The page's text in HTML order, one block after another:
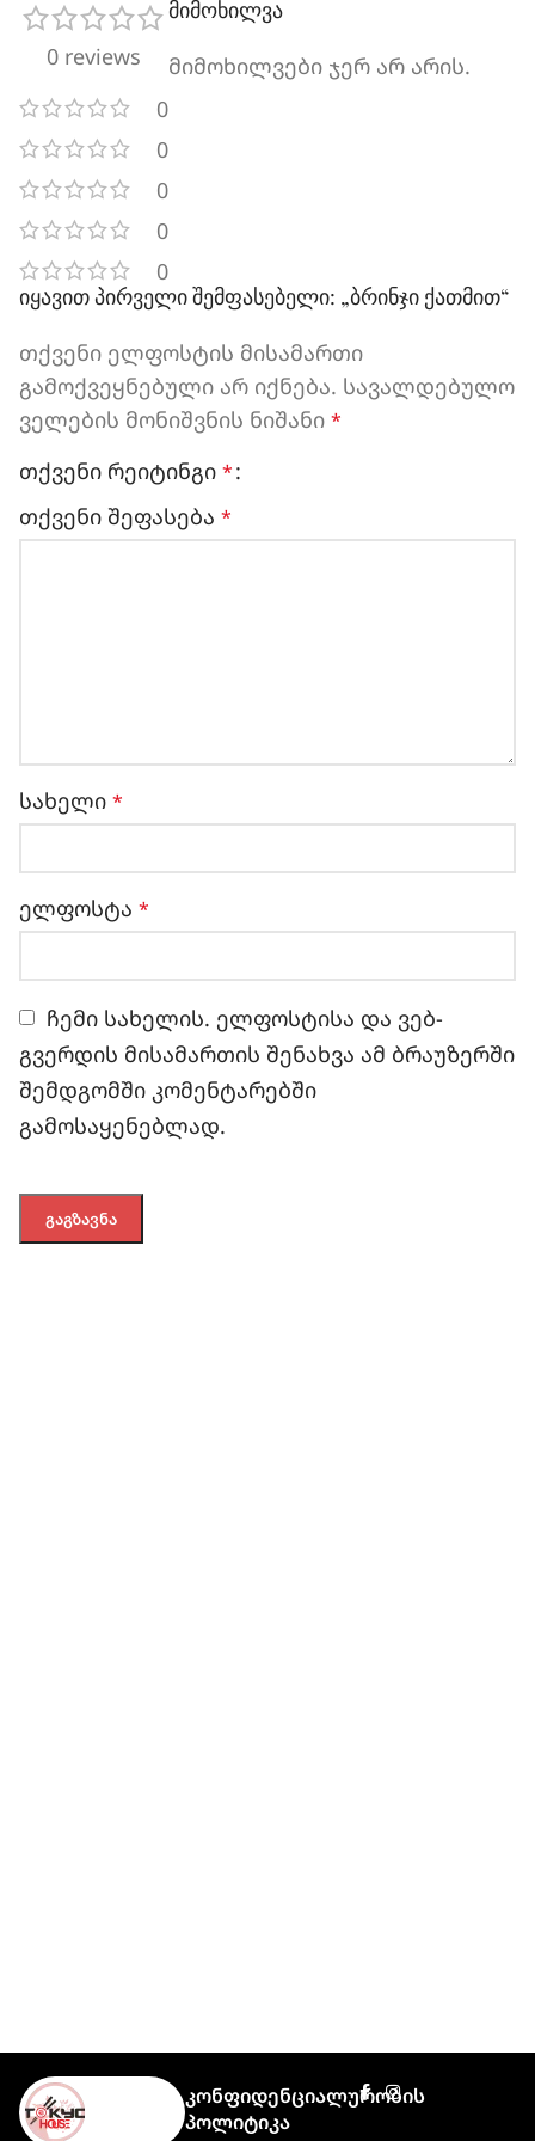
0 reviews
0
0
0
0
0
მიმოხილვა
მიმოხილვები ჯერ არ არის.
იყავით პირველი შემფასებელი: „ბრინჯი ქათმით“
თქვენი ელფოსტის მისამართი
გამოქვეყნებული არ იქნება. სავალდებულო
ველების მონიშვნის ნიშანი *
თქვენი რეიტინგი *
თქვენი შეფასება *
სახელი *
ელფოსტა *
ჩემი სახელის. ელფოსტისა და ვებ-
გვერდის მისამართის შენახვა ამ ბრაუზერში
შემდგომში კომენტარებში
გამოსაყენებლად.
Კონფიდენციალურობის
Პოლიტიკა